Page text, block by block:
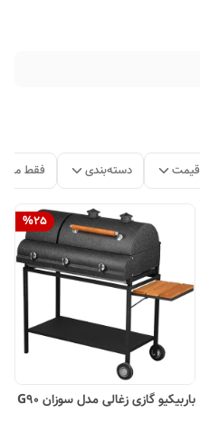
قیمت دسته‌بندی فقط
%25
باربیکیو گازی زغالی مدل سوزان G90